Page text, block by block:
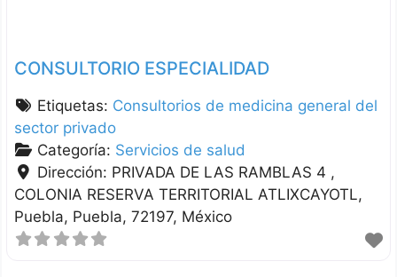
CONSULTORIO ESPECIALIDAD
Etiquetas: Consultorios de medicina general del
sector privado
Categoría: Servicios de salud
Dirección: PRIVADA DE LAS RAMBLAS 4 ,
COLONIA RESERVA TERRITORIAL ATLIXCAYOTL
Puebla Puebla 72197 México